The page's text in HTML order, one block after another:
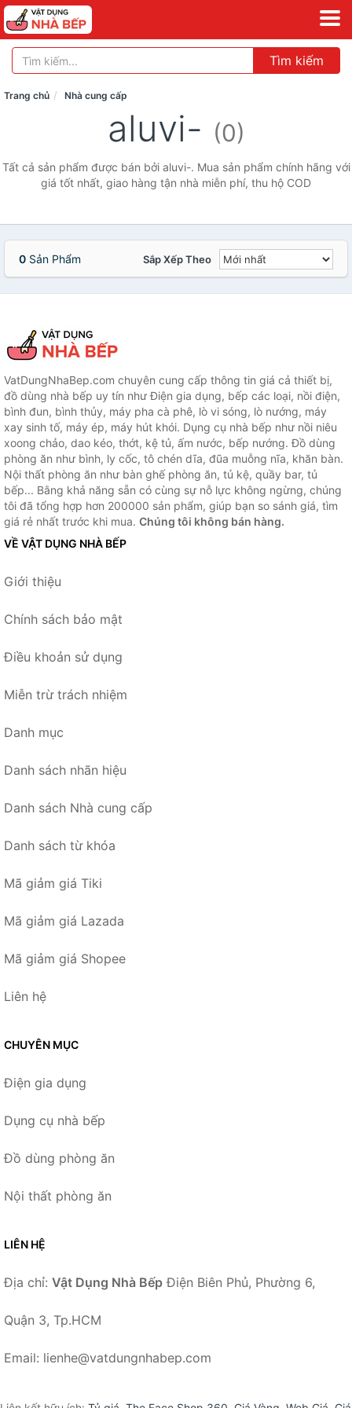
Tìm kiếm
Trang chủ Nhà cung cấp
aluvi- (0)
Tất cả sản phẩm được bán bởi aluvi-. Mua sản phẩm chính hãng với
giá tốt nhất, giao hàng tận nhà miễn phí, thu hộ COD
0 Sản Phẩm Sắp Xếp Theo
VatDungNhaBep.com chuyên cung cấp thông tin giá cả thiết bị,
đồ dùng nhà bếp uy tín như Điện gia dụng, bếp các loại, nồi điện,
bình đun, bình thủy, máy pha cà phê, lò vi sóng, lò nướng, máy
xay sinh tố, máy ép, máy hút khói. Dụng cụ nhà bếp như nồi niêu
xoong chảo, dao kéo, thớt, kệ tủ, ấm nước, bếp nướng. Đồ dùng
phòng ăn như bình, ly cốc, tô chén dĩa, đũa muỗng nĩa, khăn bàn.
Nội thất phòng ăn như bàn ghế phòng ăn, tủ kệ, quầy bar, tủ
bếp... Bằng khả năng sẵn có cùng sự nỗ lực không ngừng, chúng
tôi đã tổng hợp hơn 200000 sản phẩm, giúp bạn so sánh giá, tìm
giá rẻ nhất trước khi mua. Chúng tôi không bán hàng.
VỀ VẬT DỤNG NHÀ BẾP
Giới thiệu
Chính sách bảo mật
Điều khoản sử dụng
Miễn trừ trách nhiệm
Danh mục
Danh sách nhãn hiệu
Danh sách Nhà cung cấp
Danh sách từ khóa
Mã giảm giá Tiki
Mã giảm giá Lazada
Mã giảm giá Shopee
Liên hệ
CHUYÊN MỤC
Điện gia dụng
Dụng cụ nhà bếp
Đồ dùng phòng ăn
Nội thất phòng ăn
LIÊN HỆ
Địa chỉ: Vật Dụng Nhà Bếp Điện Biên Phủ, Phường 6,
Quận 3, Tp.HCM
Email: lienhe@vatdungnhabep.com